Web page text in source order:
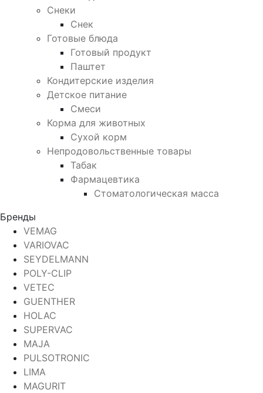
Снеки
Снек
Готовые блюда
Готовый продукт
Паштет
Кондитерские изделия
Детское питание
Смеси
Корма для животных
Сухой корм
Непродовольственные товары
Табак
Фармацевтика
Стоматологическая масса
Бренды
VEMAG
VARIOVAC
SEYDELMANN
POLY-CLIP
VETEC
GUENTHER
HOLAC
SUPERVAC
MAJA
PULSOTRONIC
LIMA
MAGURIT